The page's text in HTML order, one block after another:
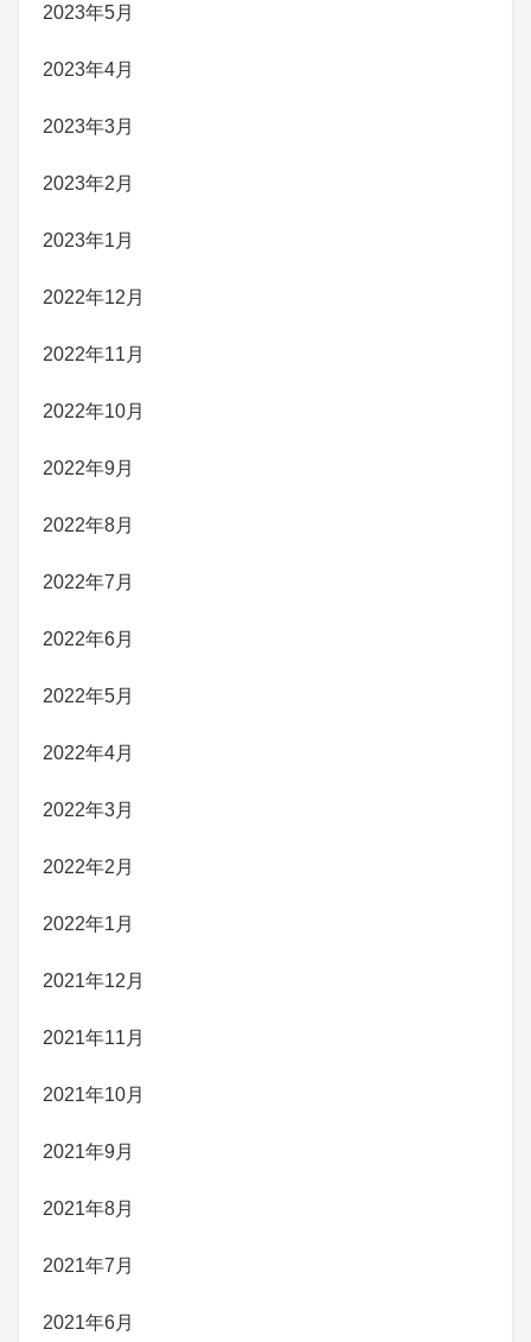
2023年5月
2023年4月
2023年3月
2023年2月
2023年1月
2022年12月
2022年11月
2022年10月
2022年9月
2022年8月
2022年7月
2022年6月
2022年5月
2022年4月
2022年3月
2022年2月
2022年1月
2021年12月
2021年11月
2021年10月
2021年9月
2021年8月
2021年7月
2021年6月